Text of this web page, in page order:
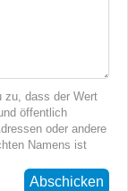
zu, dass der Wert
öffentlich
oder andere
Namens ist
Abschicken